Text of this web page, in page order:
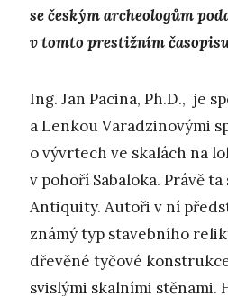
se českým archeologům
v tomto prestižním
Ing. Jan Pacina, Ph.D., je
a Lenkou Varadzinovými
o vývrtech ve skalách na
v pohoří Sabaloka. Právě
Antiquity. Autoři v ní
známý typ stavebního
dřevěné tyčové
svislými skalními stěnami.